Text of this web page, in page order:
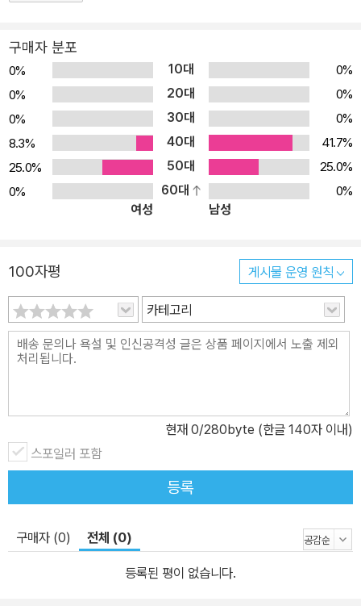
구매자 분포
0% 10대
0%
0%
20대
0%
0%
30대
0%
8.3%
40대
41.7%
25.0%
50대
25.0%
0%
60대
0%
여성
남성
100자평 게시물 운영 원칙
카테고리
현재 0/280byte (한글 140자 이내)
스포일러 포함
등록
구매자 (0) 전체 (0)
등록된 평이 없습니다.